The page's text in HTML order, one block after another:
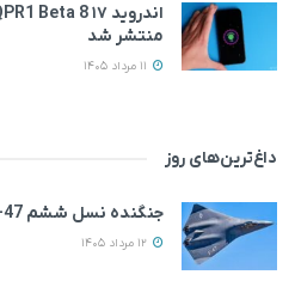
منتشر شد
داغ‌ترین‌های روز
جنگنده نسل ششم F-47 در مسیر نخستین پرواز